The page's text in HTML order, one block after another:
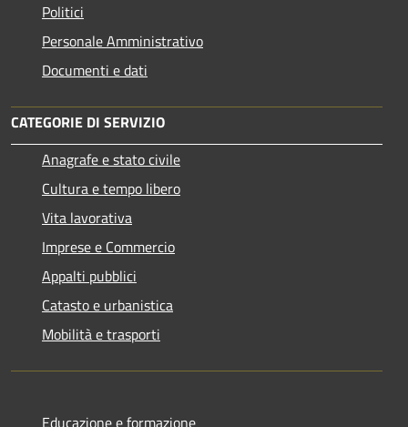
Politici
Personale Amministrativo
Documenti e dati
CATEGORIE DI SERVIZIO
Anagrafe e stato civile
Cultura e tempo libero
Vita lavorativa
Imprese e Commercio
Appalti pubblici
Catasto e urbanistica
Mobilità e trasporti